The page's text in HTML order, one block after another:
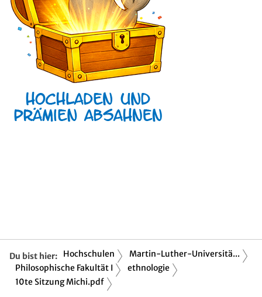
Du bist hier: Hochschulen
Martin-Luther-Universitä...
Philosophische Fakultät I
ethnologie
10te Sitzung Michi.pdf